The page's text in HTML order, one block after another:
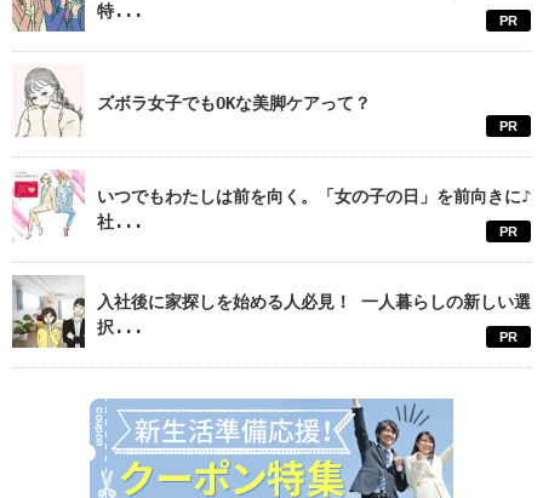
特...
PR
ズボラ女子でもOKな美脚ケアって？
PR
いつでもわたしは前を向く。「女の子の日」を前向きに♪
社...
PR
入社後に家探しを始める人必見！ 一人暮らしの新しい選
択...
PR